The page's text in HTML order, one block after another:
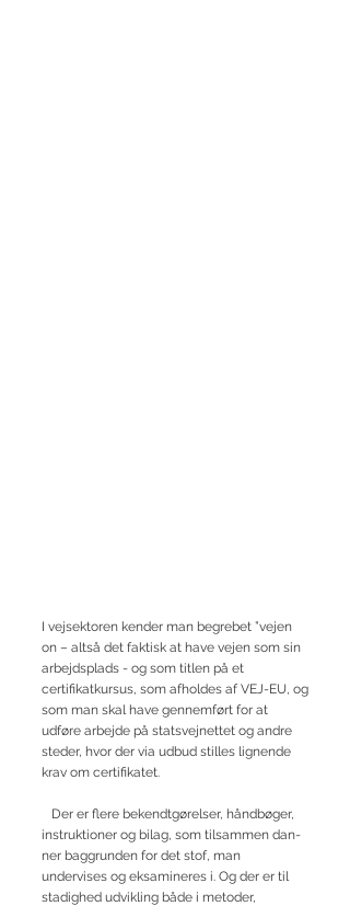
I vejsektoren kender man begrebet ”vejen
on – altså det faktisk at have vejen som sin
arbejdsplads - og som titlen på et
certifikatkursus, som afholdes af VEJ-EU, og
som man skal have gennemført for at
udføre arbejde på statsvejnettet og andre
steder, hvor der via udbud stilles lignende
krav om certifikatet.
Der er flere bekendtgørelser, håndbøger,
instruktioner og bilag, som tilsammen dan-
ner baggrunden for det stof, man
undervises og eksamineres i. Og der er til
stadighed udvikling både i metoder,